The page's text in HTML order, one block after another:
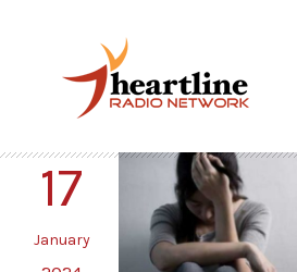
17
January